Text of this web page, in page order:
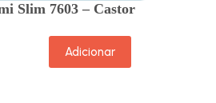
Slim 7603 – Castor
Adicionar